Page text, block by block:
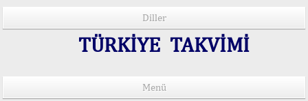
Diller
TÜRKİYE TAKVİMİ
Menü